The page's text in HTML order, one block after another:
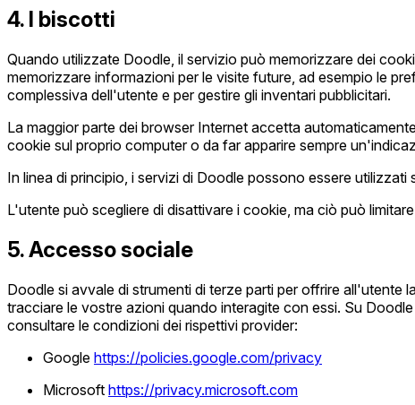
4. I biscotti
Quando utilizzate Doodle, il servizio può memorizzare dei
memorizzare informazioni per le visite future, ad esempio le
complessiva dell'utente e per gestire gli inventari pubblicitari.
La maggior parte dei browser Internet accetta
cookie sul proprio computer o da far apparire sempre
In linea di principio, i servizi di Doodle possono essere
L'utente può scegliere di disattivare i cookie, ma ciò può
5. Accesso sociale
Doodle si avvale di strumenti di terze parti per offrire
tracciare le vostre azioni quando interagite con essi. Su
consultare le condizioni dei rispettivi provider:
Google https://policies.google.com/privacy
Microsoft https://privacy.microsoft.com